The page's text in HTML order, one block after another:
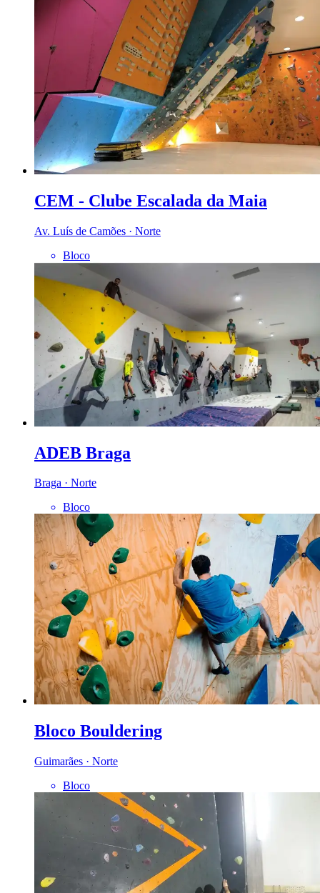
CEM - Clube Escalada da Maia
Av. Luís de Camões · Norte
Bloco
ADEB Braga
Braga · Norte
Bloco
Bloco Bouldering
Guimarães · Norte
Bloco